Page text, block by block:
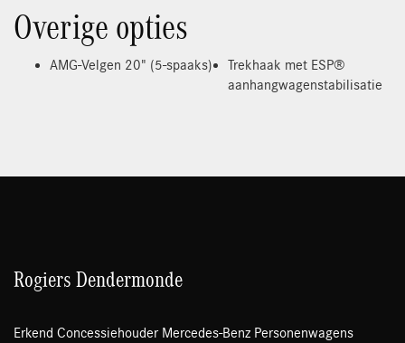
Overige opties
AMG-Velgen 20" (5-spaaks)
Trekhaak met ESP®
aanhangwagenstabilisatie
Rogiers Dendermonde
Erkend Concessiehouder Mercedes-Benz Personenwagens